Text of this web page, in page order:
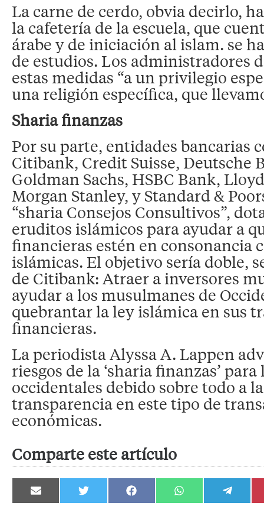
La carne de cerdo, obvia decirlo,
la cafetería de la escuela, que
árabe y de iniciación al islam. se
de estudios. Los administradores
estas medidas “a un privilegio
una religión específica, que
Sharia finanzas
Por su parte, entidades bancarias
Citibank, Credit Suisse, Deutsche
Goldman Sachs, HSBC Bank,
Morgan Stanley, y Standard &
“sharia Consejos Consultivos”,
eruditos islámicos para ayudar a
financieras estén en consonancia
islámicas. El objetivo sería doble,
de Citibank: Atraer a inversores
ayudar a los musulmanes de
quebrantar la ley islámica en sus
financieras.
La periodista Alyssa A. Lappen
riesgos de la ‘sharia finanzas’
occidentales debido sobre todo a
transparencia en este tipo de
económicas.
Comparte este artículo
Compartir
en
Compartir
en
Compartir
en
Compartir
en
Compartir
en